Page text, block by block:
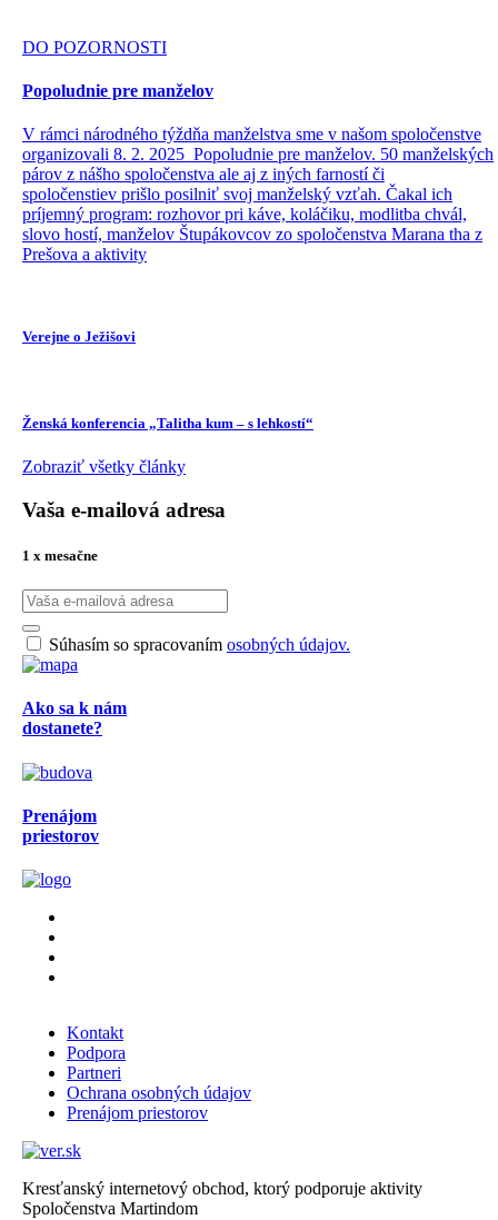
DO POZORNOSTI
Popoludnie pre manželov
V rámci národného týždňa manželstva sme v našom spoločenstve
organizovali 8. 2. 2025 Popoludnie pre manželov. 50 manželských
párov z nášho spoločenstva ale aj z iných farností či
spoločenstiev prišlo posilniť svoj manželský vzťah. Čakal ich
príjemný program: rozhovor pri káve, koláčiku, modlitba chvál,
slovo hostí, manželov Štupákovcov zo spoločenstva Marana tha z
Prešova a aktivity
Verejne o Ježišovi
Ženská konferencia „Talitha kum – s lehkostí“
Zobraziť všetky články
Vaša e-mailová adresa
1 x mesačne
Súhasím so spracovaním osobných údajov.
Ako sa k nám
dostanete?
Prenájom
priestorov
Kontakt
Podpora
Partneri
Ochrana osobných údajov
Prenájom priestorov
Kresťanský internetový obchod, ktorý podporuje aktivity
Spoločenstva Martindom